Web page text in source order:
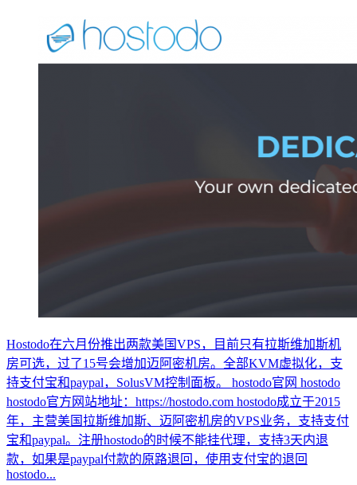
Hostodo在六月份推出两款美国VPS，目前只有拉斯维加斯机
房可选，过了15号会增加迈阿密机房。全部KVM虚拟化，支
持支付宝和paypal，SolusVM控制面板。 hostodo官网 hostodo
hostodo官方网站地址：https://hostodo.com hostodo成立于2015
年，主营美国拉斯维加斯、迈阿密机房的VPS业务，支持支付
宝和paypal。注册hostodo的时候不能挂代理，支持3天内退
款，如果是paypal付款的原路退回，使用支付宝的退回
hostodo...